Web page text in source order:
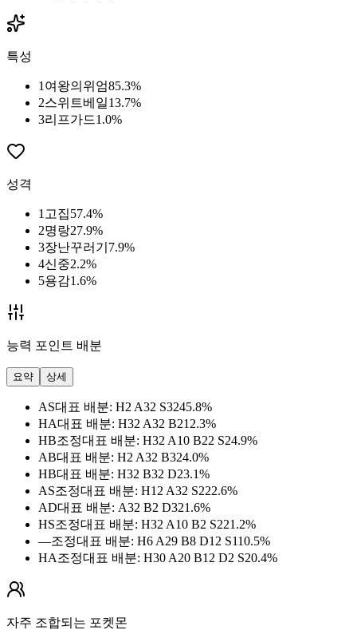
특성
1 여왕의위엄85.3%
2스위트베일13.7%
3리프가드1.0%
성격
1 고집57.4%
2명랑27.9%
3장난꾸러기 7.9%
4신중2.2%
5용감1.6%
능력 포인트 배분
요약 상세
AS대표 배분: H2 A32 S3245.8%
HA대표 배분: H32 A32 B212.3%
HB조정대표 배분: H32 A10 B22 S24.9%
AB대표 배분: H2 A32 B324.0%
HB대표 배분: H32 B32 D23.1%
AS조정대표 배분: H12 A32 S222.6%
AD대표 배분: A32 B2 D321.6%
HS조정대표 배분: H32 A10 B2 S221.2%
—조정대표 배분: H6 A29 B8 D12 S110.5%
HA조정대표 배분: H30 A20 B12 D2 S20.4%
자주 조합되는 포켓몬